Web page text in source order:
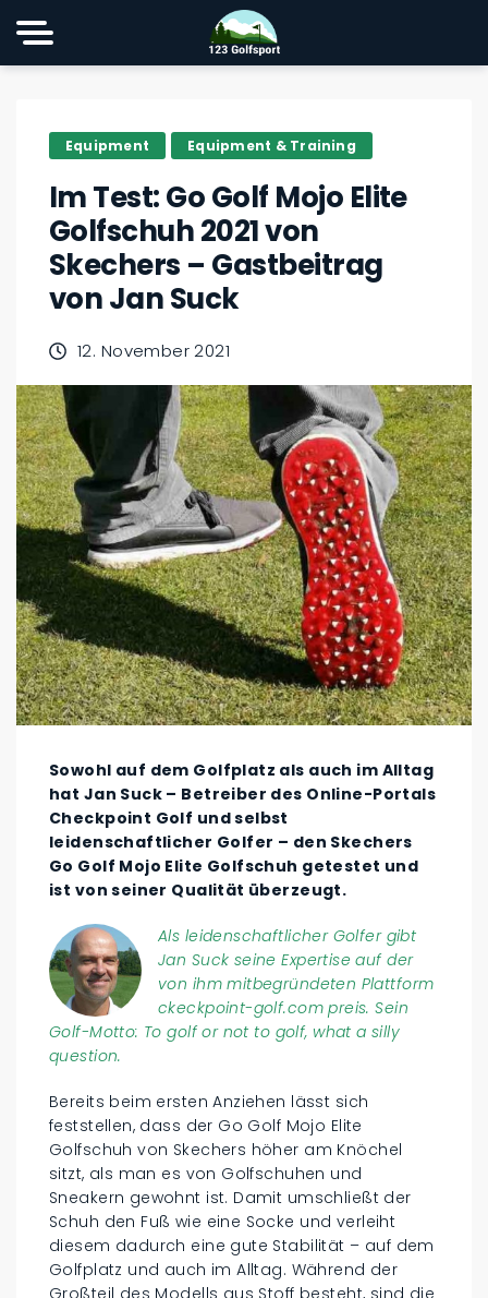
Equipment Equipment & Training
Im Test: Go Golf Mojo Elite
Golfschuh 2021 von
Skechers – Gastbeitrag
von Jan Suck
12. November 2021
Sowohl auf dem Golfplatz als auch im Alltag
hat Jan Suck – Betreiber des Online-Portals
Checkpoint Golf und selbst
leidenschaftlicher Golfer – den Skechers
Go Golf Mojo Elite Golfschuh getestet und
ist von seiner Qualität überzeugt.
Als leidenschaftlicher Golfer gibt
Jan Suck seine Expertise auf der
von ihm mitbegründeten Plattform
ckeckpoint-golf.com preis. Sein
Golf-Motto: To golf or not to golf, what a silly
question.
Bereits beim ersten Anziehen lässt sich
feststellen, dass der Go Golf Mojo Elite
Golfschuh von Skechers höher am Knöchel
sitzt, als man es von Golfschuhen und
Sneakern gewohnt ist. Damit umschließt der
Schuh den Fuß wie eine Socke und verleiht
diesem dadurch eine gute Stabilität – auf dem
Golfplatz und auch im Alltag. Während der